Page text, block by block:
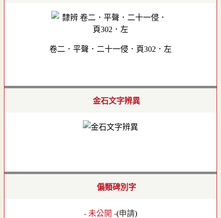
卷二．平聲．二十一侵．頁302．左
金石文字辨異
偏類碑別字
- 未公開 -(申請)